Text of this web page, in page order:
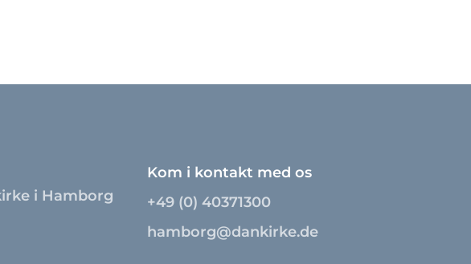
i Hamborg
Kom i kontakt med os
+49 (0) 40371300
hamborg@dankirke.de